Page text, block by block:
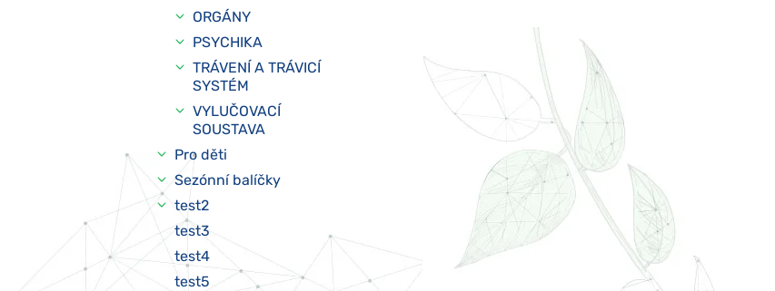
ORGÁNY
PSYCHIKA
TRÁVENÍ A TRÁVICÍ
SYSTÉM
VYLUČOVACÍ
SOUSTAVA
Pro děti
Sezónní balíčky
test2
test3
test4
test5